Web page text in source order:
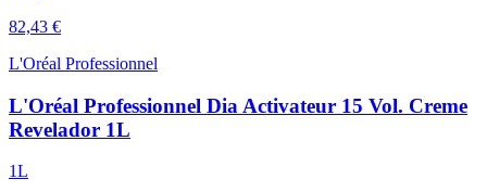
82,43 €
L'Oréal Professionnel
L'Oréal Professionnel Dia Activateur 15 Vol. Creme
Revelador 1L
1L